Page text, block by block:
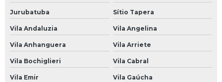
Mecânica Automotiva na Avenida do Estado
Mecânica Automotiva na Zona Norte
Mecânica Automotiva na Zona Oeste
Jurubatuba Sítio Tapera
Vila Andaluzia Vila Angelina
Vila Anhanguera Vila Arriete
Vila Bochiglieri Vila Cabral
Vila Emir Vila Gaúcha